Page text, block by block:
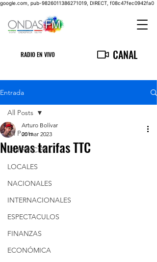
google.com, pub-9826011386271019, DIRECT, f08c47fec0942fa0
RADIO EN VIVO CANAL
Entrada
All Posts
LA PRINCIPAL
LOCALES
NACIONALES
INTERNACIONALES
ESPECTACULOS
FINANZAS
ECONÓMICA
All Posts
Nuevas tarifas TTC
Arturo Bolívar
20 mar 2023